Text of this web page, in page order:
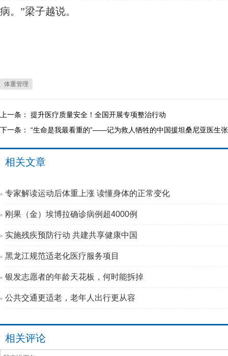
病。”梁子越说。
体重管理
上一条： 提升医疗质量安全！全国开展专项整治行动
下一条： “生命是我最看重的”——记为救人牺牲的中国援坦桑尼亚医生
相关文章
专家解读运动后体重上涨 读懂身体的正常变化
刚果（金）埃博拉确诊病例超4000例
实施残疾预防行动 共建共享健康中国
黑龙江规范适老化医疗服务项目
银发志愿者的年龄天花板，何时能拆掉
公共交通更适老，老年人出行更从容
相关评论